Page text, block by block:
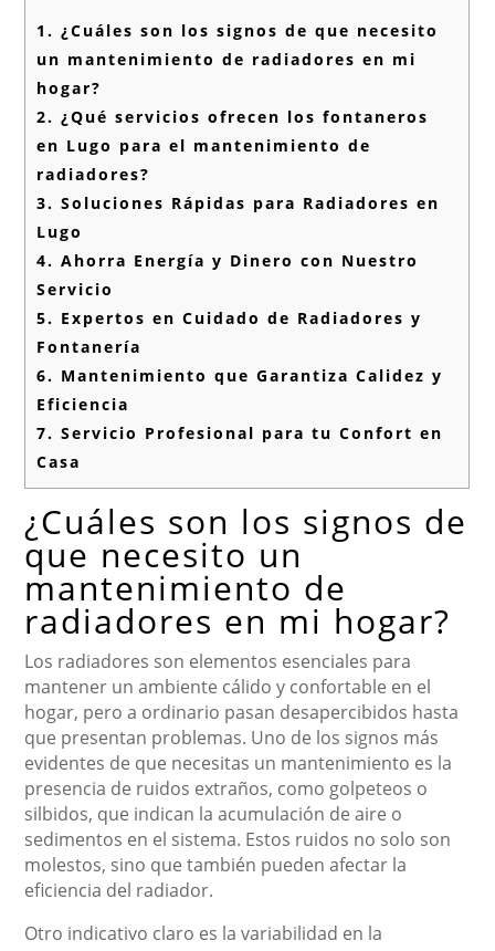
1. ¿Cuáles son los signos de que necesito
un mantenimiento de radiadores en mi
hogar?
2. ¿Qué servicios ofrecen los fontaneros
en Lugo para el mantenimiento de
radiadores?
3. Soluciones Rápidas para Radiadores en
Lugo
4. Ahorra Energía y Dinero con Nuestro
Servicio
5. Expertos en Cuidado de Radiadores y
Fontanería
6. Mantenimiento que Garantiza Calidez y
Eficiencia
7. Servicio Profesional para tu Confort en
Casa
¿Cuáles son los signos de
que necesito un
mantenimiento de
radiadores en mi hogar?
Los radiadores son elementos esenciales para
mantener un ambiente cálido y confortable en el
hogar, pero a ordinario pasan desapercibidos hasta
que presentan problemas. Uno de los signos más
evidentes de que necesitas un mantenimiento es la
presencia de ruidos extraños, como golpeteos o
silbidos, que indican la acumulación de aire o
sedimentos en el sistema. Estos ruidos no solo son
molestos, sino que también pueden afectar la
eficiencia del radiador.
Otro indicativo claro es la variabilidad en la